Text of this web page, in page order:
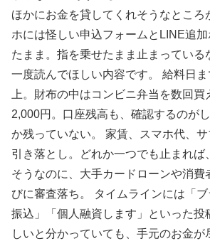
ほかにお金を貸してくれそうなところ
ホには怪しい申込フォームとLINE追
たまま。指を乗せたまま止まっている
一度読んでほしい内容です。 給料日
上。財布の中はコンビニ弁当を数回
2,000円。口座残高も、確認するのが
か残っていない。 家賃、スマホ代、
引き落とし。どれか一つでも止まれば
そうなのに、大手カードローンや消費
びに審査落ち。
タイムラインには「
振込」「個人融資します」といった投
しいと分かっていても、手元のお金が